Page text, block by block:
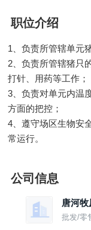
职位介绍
1、负责所管辖单元
2、负责所管辖猪只
打针、用药等工作；
3、负责对单元内温
方面的把控；
4、遵守场区生物安
常运行。
公司信息
唐河牧
批发/零